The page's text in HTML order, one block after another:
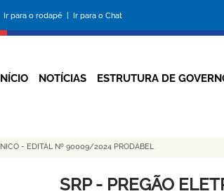
Ir para o rodapé | Ir para o Chat
da
NOTÍCIAS ESTRUTURA DE
- EDITAL Nº 90009/2024 PRODABEL
SRP - PREGÃO